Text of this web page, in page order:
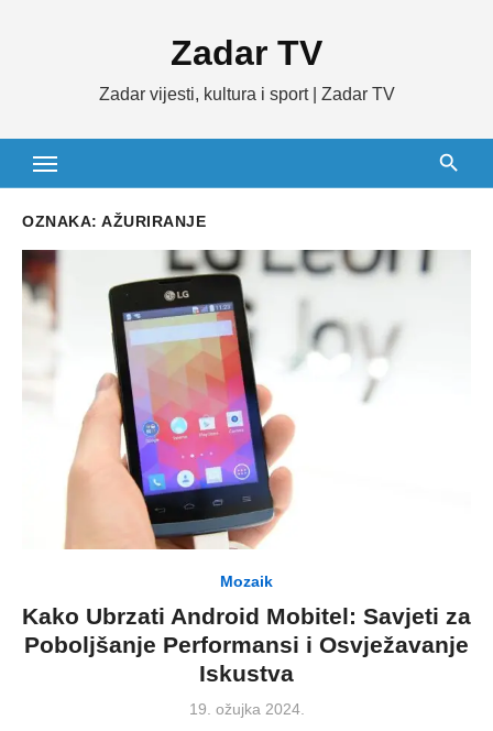
Zadar TV
Zadar vijesti, kultura i sport | Zadar TV
OZNAKA: AŽURIRANJE
Mozaik
Kako Ubrzati Android Mobitel: Savjeti za
Poboljšanje Performansi i Osvježavanje
Iskustva
Posted
19. ožujka 2024.